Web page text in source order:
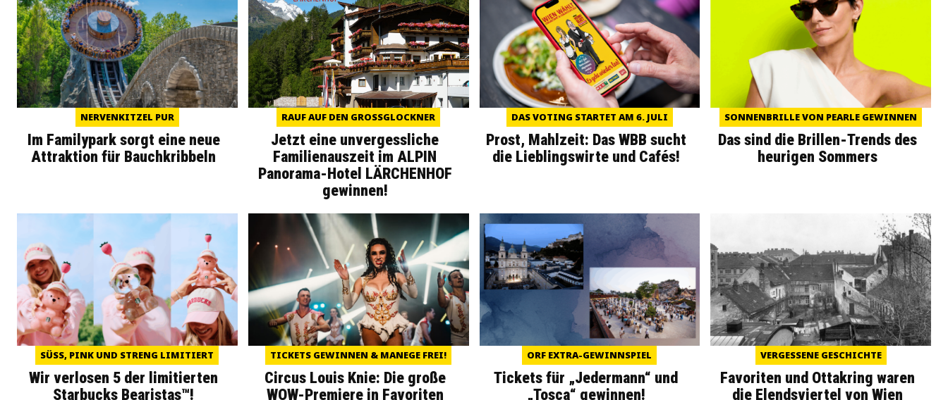
NERVENKITZEL PUR
Im Familypark sorgt eine neue
Attraktion für Bauchkribbeln
RAUF AUF DEN GROSSGLOCKNER
Jetzt eine unvergessliche
Familienauszeit im ALPIN
Panorama-Hotel LÄRCHENHOF
gewinnen!
DAS VOTING STARTET AM 6. JULI
Prost, Mahlzeit: Das WBB sucht
die Lieblingswirte und Cafés!
SONNENBRILLE VON PEARLE GEWINNEN
Das sind die Brillen-Trends des
heurigen Sommers
SÜSS, PINK UND STRENG LIMITIERT
Wir verlosen 5 der limitierten
Starbucks Bearistas™!
TICKETS GEWINNEN & MANEGE FREI!
Circus Louis Knie: Die große
WOW-Premiere in Favoriten
ORF EXTRA-GEWINNSPIEL
Tickets für „Jedermann“ und
„Tosca“ gewinnen!
VERGESSENE GESCHICHTE
Favoriten und Ottakring waren
die Elendsviertel von Wien